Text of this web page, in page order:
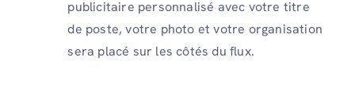
publicitaire personnalisé avec votre titre
de poste, votre photo et votre organisation
sera placé sur les côtés du flux.